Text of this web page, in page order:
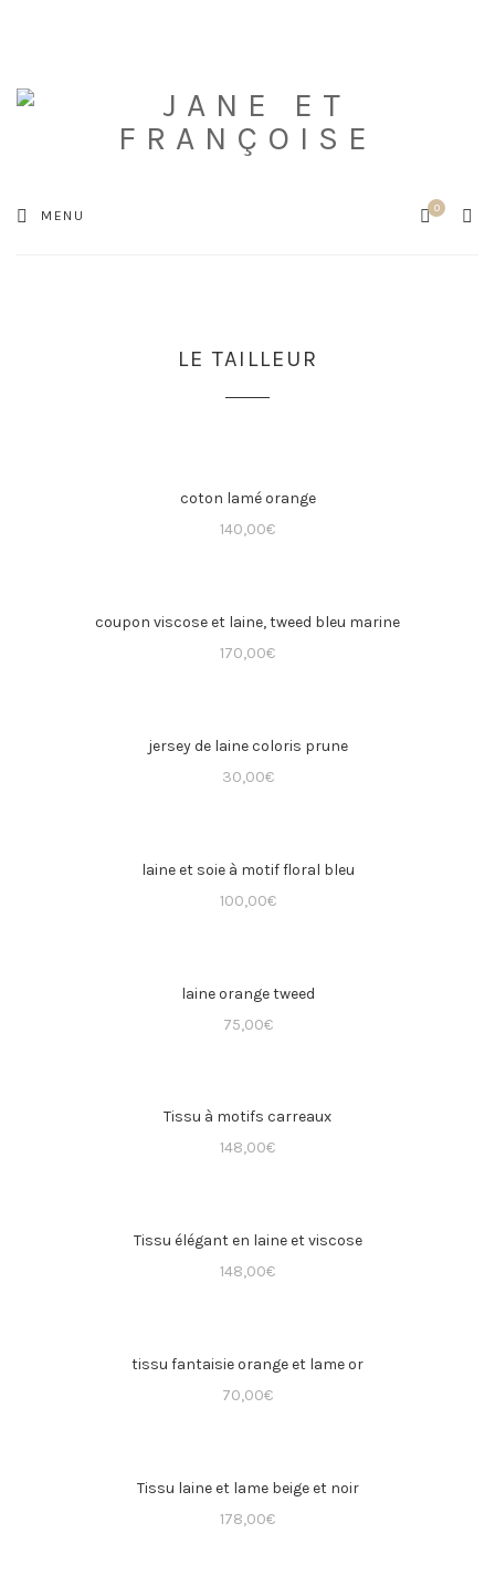
MENU Cart
0
LE TAILLEUR
coton lamé orange
140,00€
coupon viscose et laine, tweed bleu marine
170,00€
jersey de laine coloris prune
30,00€
laine et soie à motif floral bleu
100,00€
laine orange tweed
75,00€
Tissu à motifs carreaux
148,00€
Tissu élégant en laine et viscose
148,00€
tissu fantaisie orange et lame or
70,00€
Tissu laine et lame beige et noir
178,00€